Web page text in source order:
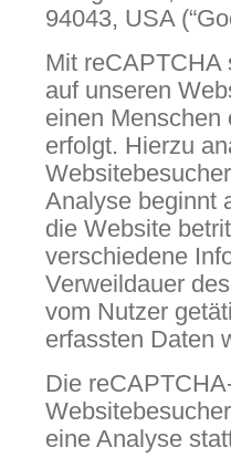
94043, USA
Mit reCAPTCHA
auf unseren
einen Menschen
erfolgt. Hierzu
Analyse beginnt
die Website
verschiedene
Verweildauer
vom Nutzer
erfassten Daten
Die
eine Analyse